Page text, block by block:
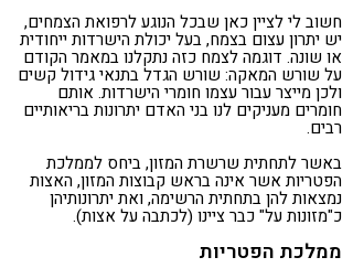
חשוב לי לציין כאן שבכל הנוגע לרפואת הצמחים,
יש יתרון עצום בצמח, בעל יכולת הישרדות ייחודית
או שונה. דוגמה לצמח כזה נתקלנו במאמר הקודם
על שורש המאקה: שורש הגדל בתנאי גידול קשים
ולכן מייצר עבור עצמו חומרי הישרדות. אותם
חומרים מעניקים לנו בני האדם יתרונות בריאותיים
רבים.
באשר לתחתית שרשרת המזון, ביחס לממלכת
הפטריות אשר אינה בראש קבוצות המזון, האצות
נמצאות להן בתחתית הרשימה, ואת יתרונותיהן
כ"מזונות על" כבר ציינו (לכתבה על אצות).
ממלכת הפטריות